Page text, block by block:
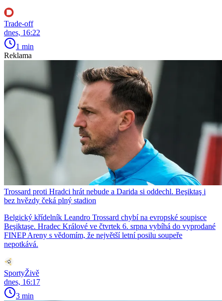
Trade-off
dnes, 16:22
1 min
Reklama
Trossard proti Hradci hrát nebude a Darida si oddechl. Beşiktaş i
bez hvězdy čeká plný stadion
Belgický křídelník Leandro Trossard chybí na evropské soupisce
Beşiktaşe. Hradec Králové ve čtvrtek 6. srpna vybíhá do vyprodané
FINEP Areny s vědomím, že největší letní posilu soupeře
nepotkává.
SportyŽivě
dnes, 16:17
3 min